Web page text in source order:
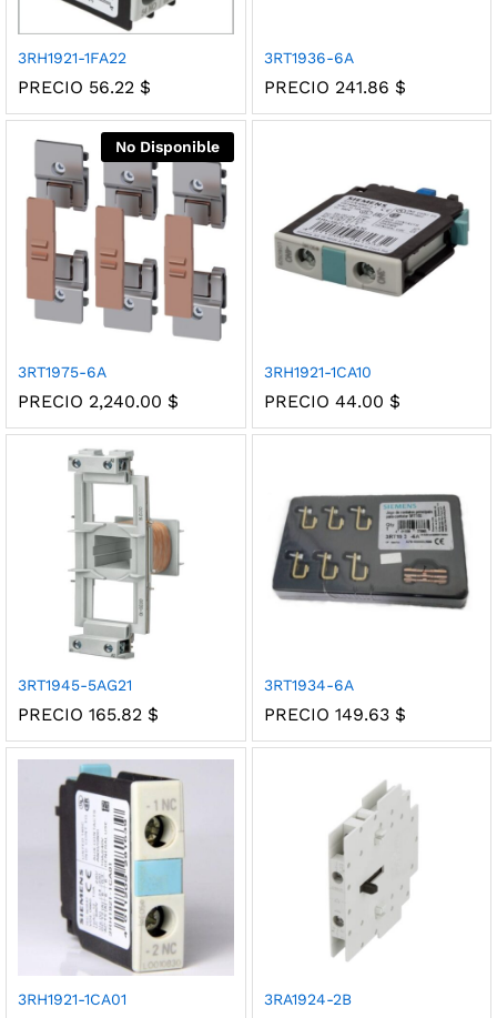
3RH1921-1FA22
PRECIO 56.22 $
3RT1936-6A
PRECIO 241.86 $
No Disponible
3RT1975-6A
PRECIO 2,240.00 $
3RH1921-1CA10
PRECIO 44.00 $
3RT1945-5AG21
PRECIO 165.82 $
3RT1934-6A
PRECIO 149.63 $
3RH1921-1CA01 3RA1924-2B